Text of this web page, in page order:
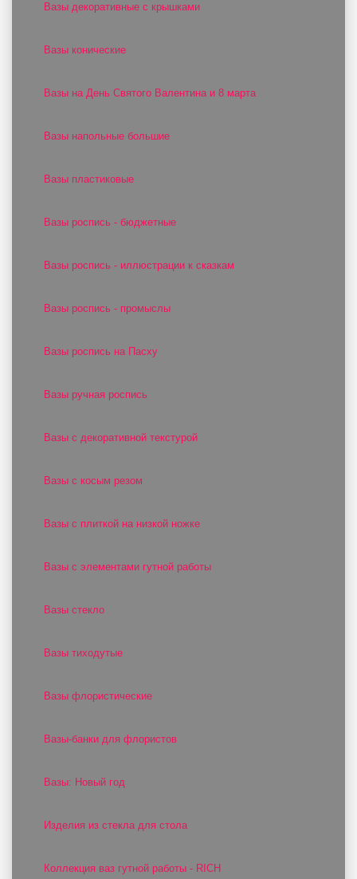
Вазы декоративные с крышками
Вазы конические
Вазы на День Святого Валентина и 8 марта
Вазы напольные большие
Вазы пластиковые
Вазы роспись - бюджетные
Вазы роспись - иллюстрации к сказкам
Вазы роспись - промыслы
Вазы роспись на Пасху
Вазы ручная роспись
Вазы с декоративной текстурой
Вазы с косым резом
Вазы с плиткой на низкой ножке
Вазы с элементами гутной работы
Вазы стекло
Вазы тиходутые
Вазы флористические
Вазы-банки для флористов
Вазы: Новый год
Изделия из стекла для стола
Коллекция ваз гутной работы - RICH